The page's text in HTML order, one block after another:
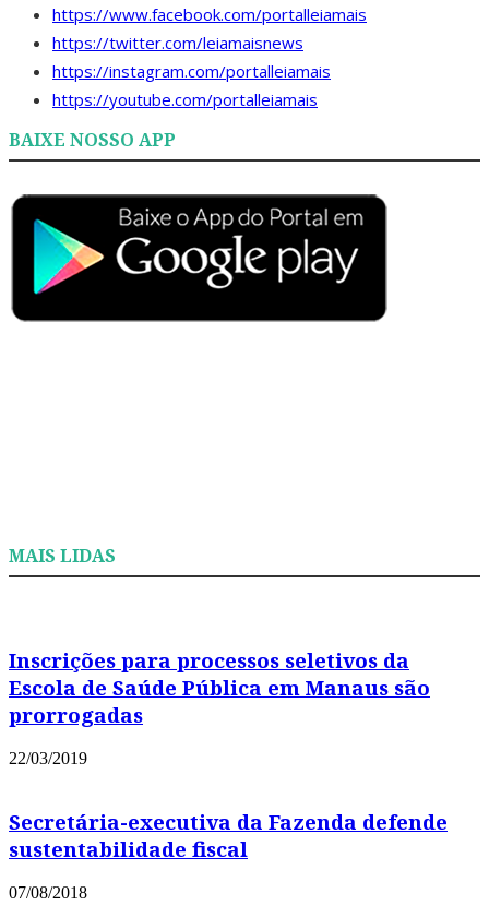
https://www.facebook.com/portalleiamais
https://twitter.com/leiamaisnews
https://instagram.com/portalleiamais
https://youtube.com/portalleiamais
BAIXE NOSSO APP
MAIS LIDAS
Inscrições para processos seletivos da
Escola de Saúde Pública em Manaus são
prorrogadas
22/03/2019
Secretária-executiva da Fazenda defende
sustentabilidade fiscal
07/08/2018